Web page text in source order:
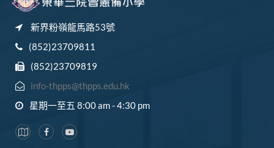
新界粉嶺龍馬路53號
(852)23709811
(852)23709819
info-thpps@thpps.edu.hk
星期一至五 8:00 am - 4:30 pm